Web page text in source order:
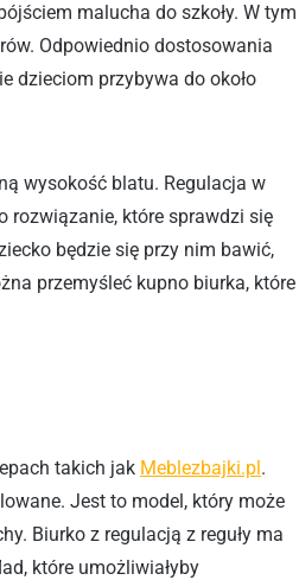
malucha do szkoły. W tym
Odpowiednio dostosowania
dzieciom przybywa do około
wysokość blatu. Regulacja w
rozwiązanie, które sprawdzi się
będzie się przy nim bawić,
przemyśleć kupno biurka, które
takich jak Meblezbajki.pl.
Jest to model, który może
Biurko z regulacją z reguły ma
które umożliwiałyby